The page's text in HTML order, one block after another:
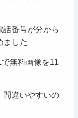
話番号が分から
ました
無料画像を11
間違いやすいの